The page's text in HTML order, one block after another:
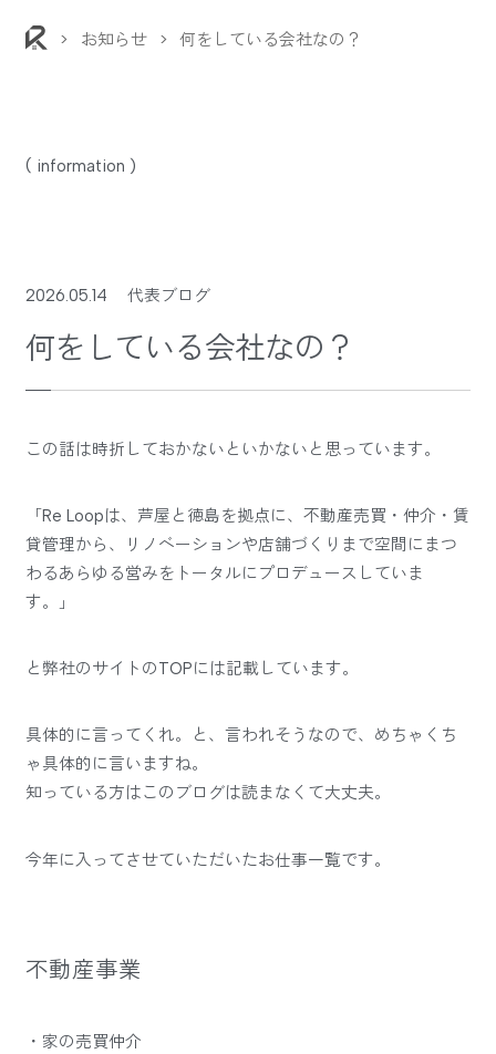
> お知らせ > 何をしている会社なの？
( information )
2026.05.14 代表ブログ
何をしている会社なの？
この話は時折しておかないといかないと思っています。
「Re Loopは、芦屋と徳島を拠点に、不動産売買・仲介・賃
貸管理から、リノベーションや店舗づくりまで空間にまつ
わるあらゆる営みをトータルにプロデュースしていま
す。」
と弊社のサイトのTOPには記載しています。
具体的に言ってくれ。と、言われそうなので、めちゃくち
ゃ具体的に言いますね。
知っている方はこのブログは読まなくて大丈夫。
今年に入ってさせていただいたお仕事一覧です。
不動産事業
・家の売買仲介